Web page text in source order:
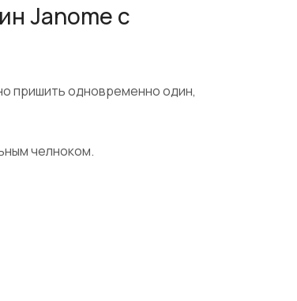
Janome с
пришить одновременно один,
челноком.